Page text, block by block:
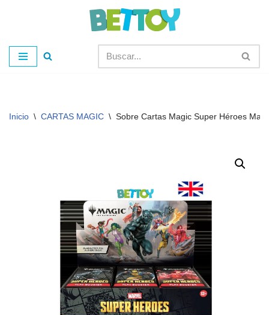
al
contenido
Inicio \ CARTAS MAGIC \ Sobre Cartas Magic Super Héroes